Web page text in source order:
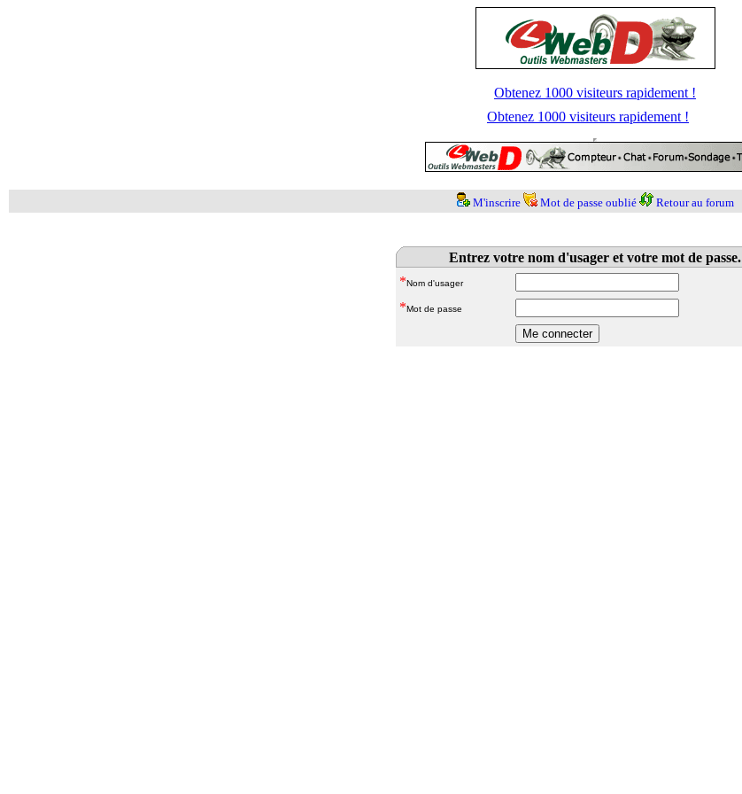
Obtenez 1000 visiteurs rapidement !
Obtenez 1000 visiteurs rapidement !
M'inscrire Mot de passe oublié Retour au forum
Entrez votre nom d'usager et votre mot de passe.
*Nom d'usager
*Mot de passe